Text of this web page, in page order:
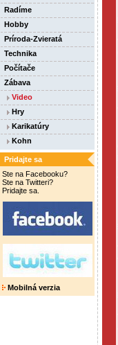
Radíme
Hobby
Príroda-Zvieratá
Technika
Počítače
Zábava
Video
Hry
Karikatúry
Kohn
Pridajte sa
Ste na Facebooku?
Ste na Twitteri?
Pridajte sa.
Mobilná verzia